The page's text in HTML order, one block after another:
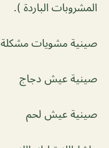
المشروبات الباردة ).
صينية مشويات مشكلة
صينية عيش دجاج
صينية عيش لحم